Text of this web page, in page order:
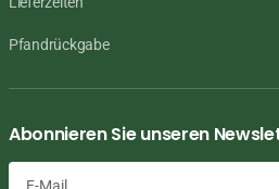
Pfandrückgabe
Abonnieren Sie unseren